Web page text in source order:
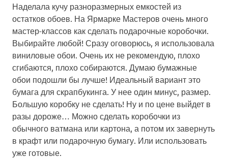
Наделала кучу разноразмерных емкостей из
остатков обоев. На Ярмарке Мастеров очень много
мастер-классов как сделать подарочные коробочки.
Выбирайте любой! Сразу оговорюсь, я использовала
виниловые обои. Очень их не рекомендую, плохо
сгибаются, плохо собираются. Думаю бумажные
обои подошли бы лучше! Идеальный вариант это
бумага для скрапбукинга. У нее один минус, размер.
Большую коробку не сделать! Ну и по цене выйдет в
разы дороже… Можно сделать коробочки из
обычного ватмана или картона, а потом их завернуть
в крафт или подарочную бумагу. Или использовать
уже готовые.